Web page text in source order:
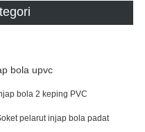
bola upvc
bola 2 keping PVC
pelarut injap bola padat